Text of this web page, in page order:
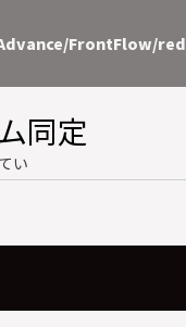
FrontFlow/red
同定
い